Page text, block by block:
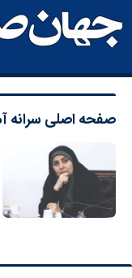
صفحه اصلیسرانه